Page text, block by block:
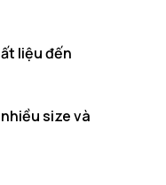
liệu đến
size và